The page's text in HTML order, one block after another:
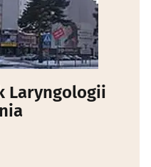
Laryngologii